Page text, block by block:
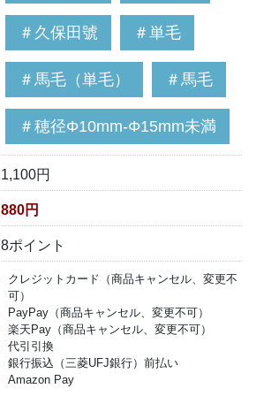
＃久保田號 ＃単毛
＃馬毛（単毛） ＃馬毛
＃穂径Φ10mm-Φ15mm未満
1,100円
880円
8ポイント
クレジットカード（商品キャンセル、変更不
可）
PayPay（商品キャンセル、変更不可）
楽天Pay（商品キャンセル、変更不可）
代引引換
銀行振込（三菱UFJ銀行）前払い
Amazon Pay